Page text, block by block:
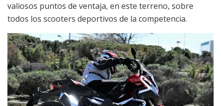
valiosos puntos de ventaja, en este terreno, sobre
todos los scooters deportivos de la competencia.